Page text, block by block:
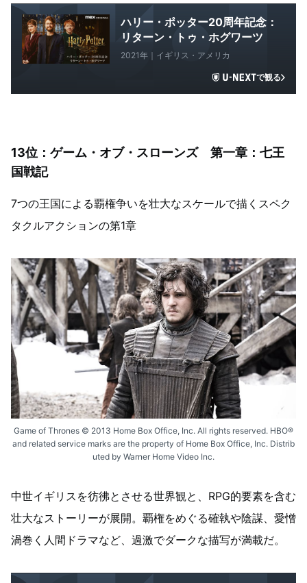
ハリー・ポッター20周年記念：
リターン・トゥ・ホグワーツ
2021年｜イギリス・アメリカ
で観る
13位：ゲーム・オブ・スローンズ 第一章：七王
国戦記
7つの王国による覇権争いを壮大なスケールで描くスペク
タクルアクションの第1章
Game of Thrones © 2013 Home Box Office, Inc. All rights reserved. HBO®
and related service marks are the property of Home Box Office, Inc. Distrib
uted by Warner Home Video Inc.
中世イギリスを彷彿とさせる世界観と、RPG的要素を含む
壮大なストーリーが展開。覇権をめぐる確執や陰謀、愛憎
渦巻く人間ドラマなど、過激でダークな描写が満載だ。